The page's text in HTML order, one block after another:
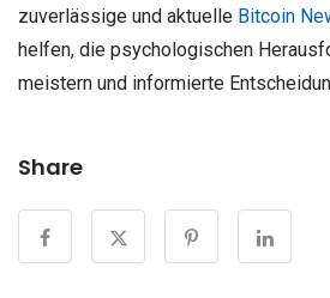
zuverlässige und aktuelle Bitcoin
helfen, die psychologischen
meistern und informierte
Share